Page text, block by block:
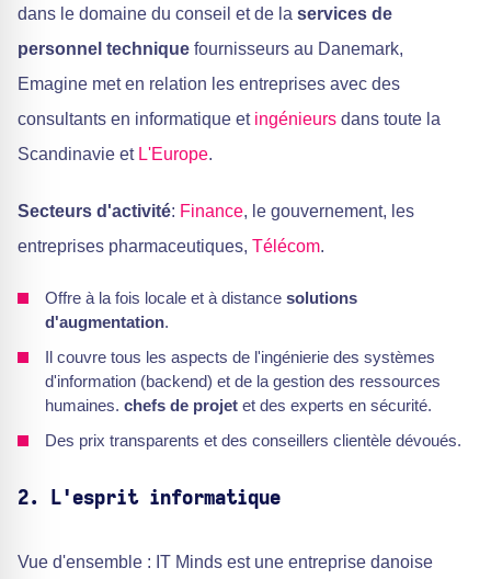
dans le domaine du conseil et de la services de
personnel technique fournisseurs au Danemark,
Emagine met en relation les entreprises avec des
consultants en informatique et ingénieurs dans toute la
Scandinavie et L'Europe.
Secteurs d'activité: Finance, le gouvernement, les
entreprises pharmaceutiques, Télécom.
Offre à la fois locale et à distance solutions
d'augmentation.
Il couvre tous les aspects de l'ingénierie des systèmes
d'information (backend) et de la gestion des ressources
humaines. chefs de projet et des experts en sécurité.
Des prix transparents et des conseillers clientèle dévoués.
2. L'esprit informatique
Vue d'ensemble : IT Minds est une entreprise danoise